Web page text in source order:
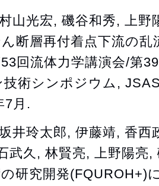
山光宏, 磯谷和秀, 上野
断層再付着点下流の
回流体力学講演会/第
技術シンポジウム,
7月.
井玲太郎, 伊藤靖, 香西
武久, 林賢亮, 上野陽亮
研究開発(FQUROH+)